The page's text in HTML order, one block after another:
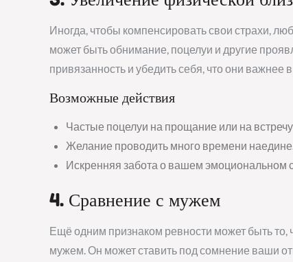
Иногда, чтобы компенсировать свои страхи,
может быть обнимание, поцелуи и другие
привязанность и убедить себя, что они важнее
Возможные действия
Частые поцелуи на прощание или на
Желание проводить много времени
Искренняя забота о вашем эмоциональном
4. Сравнение с мужем
Ещё одним признаком ревности может быть
мужем. Он может ставить под сомнение ваши